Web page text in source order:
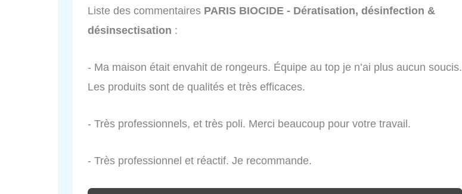
Liste des commentaires PARIS BIOCIDE - Dératisation, désinfection &
désinsectisation :
- Ma maison était envahit de rongeurs. Équipe au top je n’ai plus aucun soucis.
Les produits sont de qualités et très efficaces.
- Très professionnels, et très poli. Merci beaucoup pour votre travail.
- Très professionnel et réactif. Je recommande.